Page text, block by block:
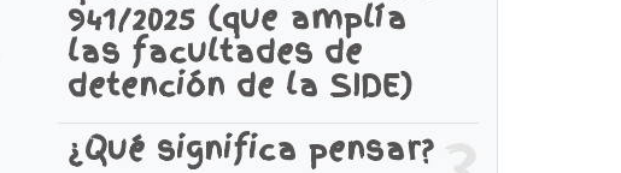
941/2025 (que amplía
las facultades de
detención de la SIDE)
¿Qué significa pensar?